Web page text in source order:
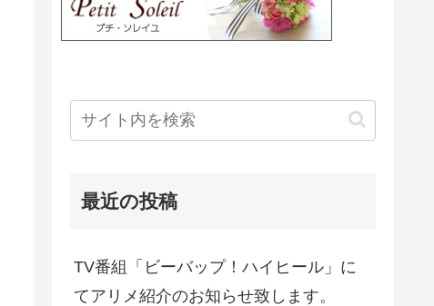
最近の投稿
TV番組「ビーバップ！ハイヒール」に
てアリメ紹介のお知らせ致します。